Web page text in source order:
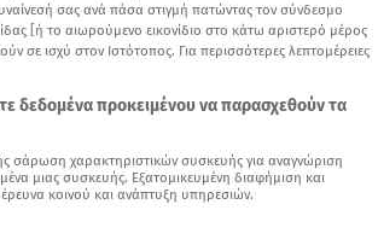
Κατερίνα Καραγιάννη
στα αποτελέσματα αναζήτησης
on Google
σας ανά πάσα στιγμή πατώντας τον σύνδεσμο
[ή το αιωρούμενο εικονίδιο στο κάτω αριστερό μέρος
σε ισχύ στον Ιστότοπος. Για περισσότερες λεπτομέρειες
δεδομένα προκειμένου να παρασχεθούν τα
σάρωση χαρακτηριστικών συσκευής για αναγνώριση
μιας συσκευής. Εξατομικευμένη διαφήμιση και
κοινού και ανάπτυξη υπηρεσιών.